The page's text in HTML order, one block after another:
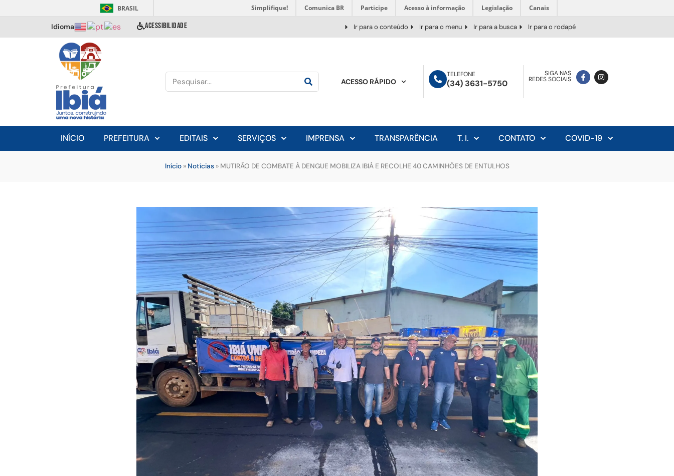
BRASIL Simplifique! Comunica BR Participe Acesso à informação Legislação Canais
Idioma ACESSIBILIDADE Ir para o conteúdo Ir para o menu Ir para a busca Ir para o rodapé
ACESSO RÁPIDO
TELEFONE
(34) 3631-5750
SIGA NAS
REDES SOCIAIS
INÍCIO PREFEITURA EDITAIS SERVIÇOS IMPRENSA TRANSPARÊNCIA T. I. CONTATO COVID-19
Início» Notícias» MUTIRÃO DE COMBATE À DENGUE MOBILIZA IBIÁ E RECOLHE 40 CAMINHÕES DE ENTULHOS